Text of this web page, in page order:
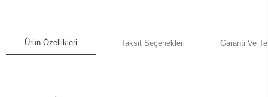
Ürün Özellikleri Taksit Seçenekleri Garanti Ve